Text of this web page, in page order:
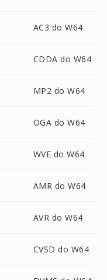
AC3 do W64
CDDA do W64
MP2 do W64
OGA do W64
WVE do W64
AMR do W64
AVR do W64
CVSD do W64